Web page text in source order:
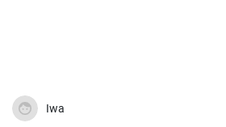
Iwa